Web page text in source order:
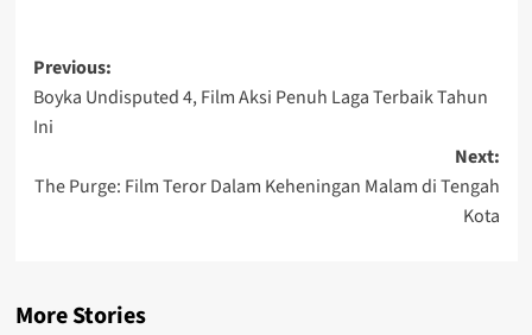
Post
navigation
Previous:
Boyka Undisputed 4, Film Aksi Penuh Laga Terbaik Tahun
Ini
Next:
The Purge: Film Teror Dalam Keheningan Malam di Tengah
Kota
More Stories